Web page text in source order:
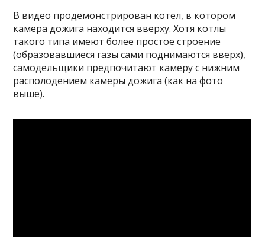
В видео продемонстрирован котел, в котором
камера дожига находится вверху. Хотя котлы
такого типа имеют более простое строение
(образовавшиеся газы сами поднимаются вверх),
самодельщики предпочитают камеру с нижним
располодением камеры дожига (как на фото
выше).